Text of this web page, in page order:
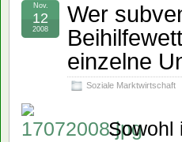
Wer
einzelne
Soziale Marktwirtschaft
Nov.
12
2008
Sowohl